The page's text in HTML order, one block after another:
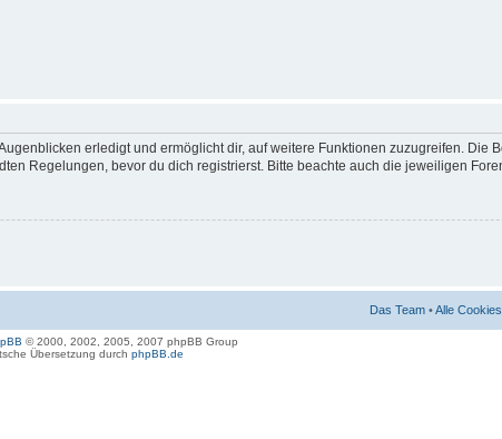
erledigt und ermöglicht dir, auf weitere Funktionen zuzugreifen. Die
Regelungen, bevor du dich registrierst. Bitte beachte auch die jeweiligen
Das Team •Alle
© 2000, 2002, 2005, 2007 phpBB Group
Übersetzung durch phpBB.de